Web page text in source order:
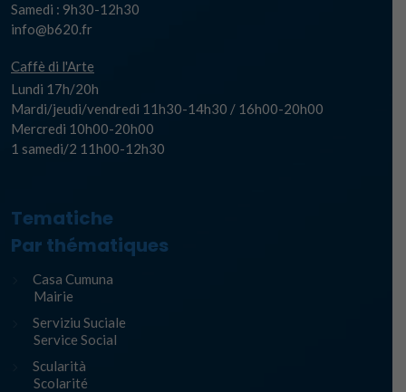
Samedi : 9h30-12h30
info@b620.fr
Caffè di l'Arte
Lundi 17h/20h
Mardi/jeudi/vendredi 11h30-14h30 / 16h00-20h00
Mercredi 10h00-20h00
1 samedi/2 11h00-12h30
Tematiche
Par thématiques
Casa Cumuna
Mairie
Serviziu Suciale
Service Social
Scularità
Scolarité